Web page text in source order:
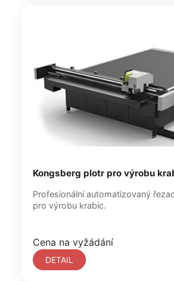
Kongsberg plotr pro výrobu
Profesionální automatizovaný
pro výrobu krabic.
Cena na vyžádání
DETAIL